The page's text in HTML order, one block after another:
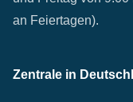
an Feiertagen).
Zentrale in